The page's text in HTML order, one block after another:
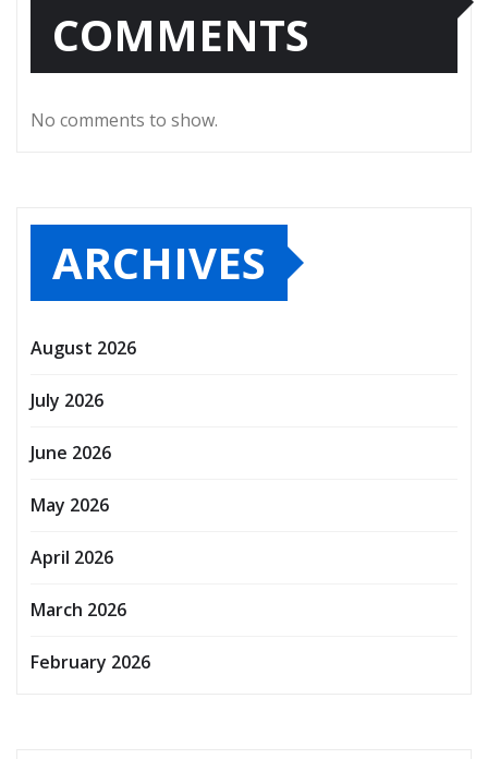
COMMENTS
No comments to show.
ARCHIVES
August 2026
July 2026
June 2026
May 2026
April 2026
March 2026
February 2026